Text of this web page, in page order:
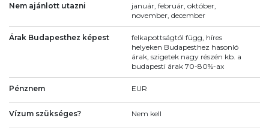
Nem ajánlott utazni
január, február, október,
november, december
Árak Budapesthez képest
felkapottságtól függ, híres
helyeken Budapesthez hasonló
árak, szigetek nagy részén kb. a
budapesti árak 70-80%-ax
Pénznem EUR
Vízum szükséges? Nem kell